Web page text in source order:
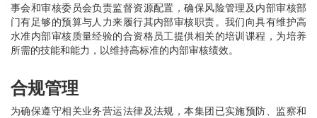
事会和审核委员会负责监督资源配置，确保风险管理及内部审核部
门有足够的预算与人力来履行其内部审核职责。我们向具有维护高
水准内部审核质量经验的合资格员工提供相关的培训课程，为培养
所需的技能和能力，以维持高标准的内部审核绩效。
合规管理
为确保遵守相关业务营运法律及法规，本集团已实施预防、监察和